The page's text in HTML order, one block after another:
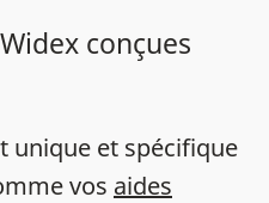
conçues
unique et spécifique
vos aides